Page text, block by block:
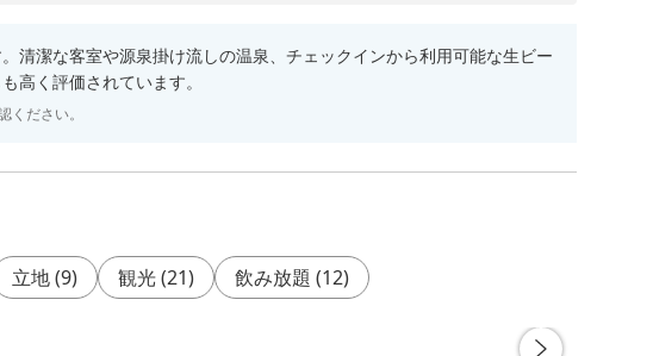
清潔な客室や源泉掛け流しの温泉、チェックインから利用可能な生ビー
高く評価されています。
ださい。
立地(9) 観光(21) 飲み放題 (12)